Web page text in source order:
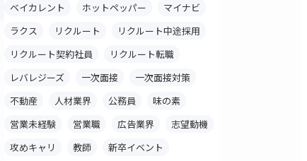
ベイカレント
ホットペッパー
マイナビ
ラクス
リクルート
リクルート中途採用
リクルート契約社員
リクルート転職
レバレジーズ
一次面接
一次面接対策
不動産
人材業界 公務員
味の素
営業未経験
営業職 広告業界
志望動機
攻めキャリ
教師
新卒イベント